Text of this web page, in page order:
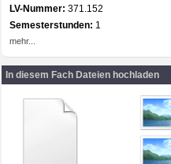
LV-Nummer: 371.152
Semesterstunden: 1
mehr...
In diesem Fach Dateien hochladen